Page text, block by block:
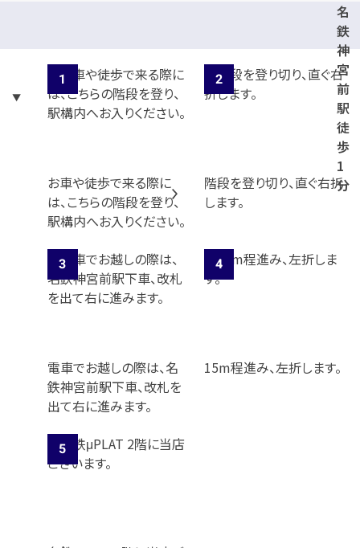
名
鉄
神
宮
前
駅
徒
歩
1
分
お車や徒歩で来る際に
は、こちらの階段を登り、
駅構内へお入りください。
階段を登り切り、直ぐ右折
します。
電車でお越しの際は、名
鉄神宮前駅下車、改札を
出て右に進みます。
15m程進み、左折します。